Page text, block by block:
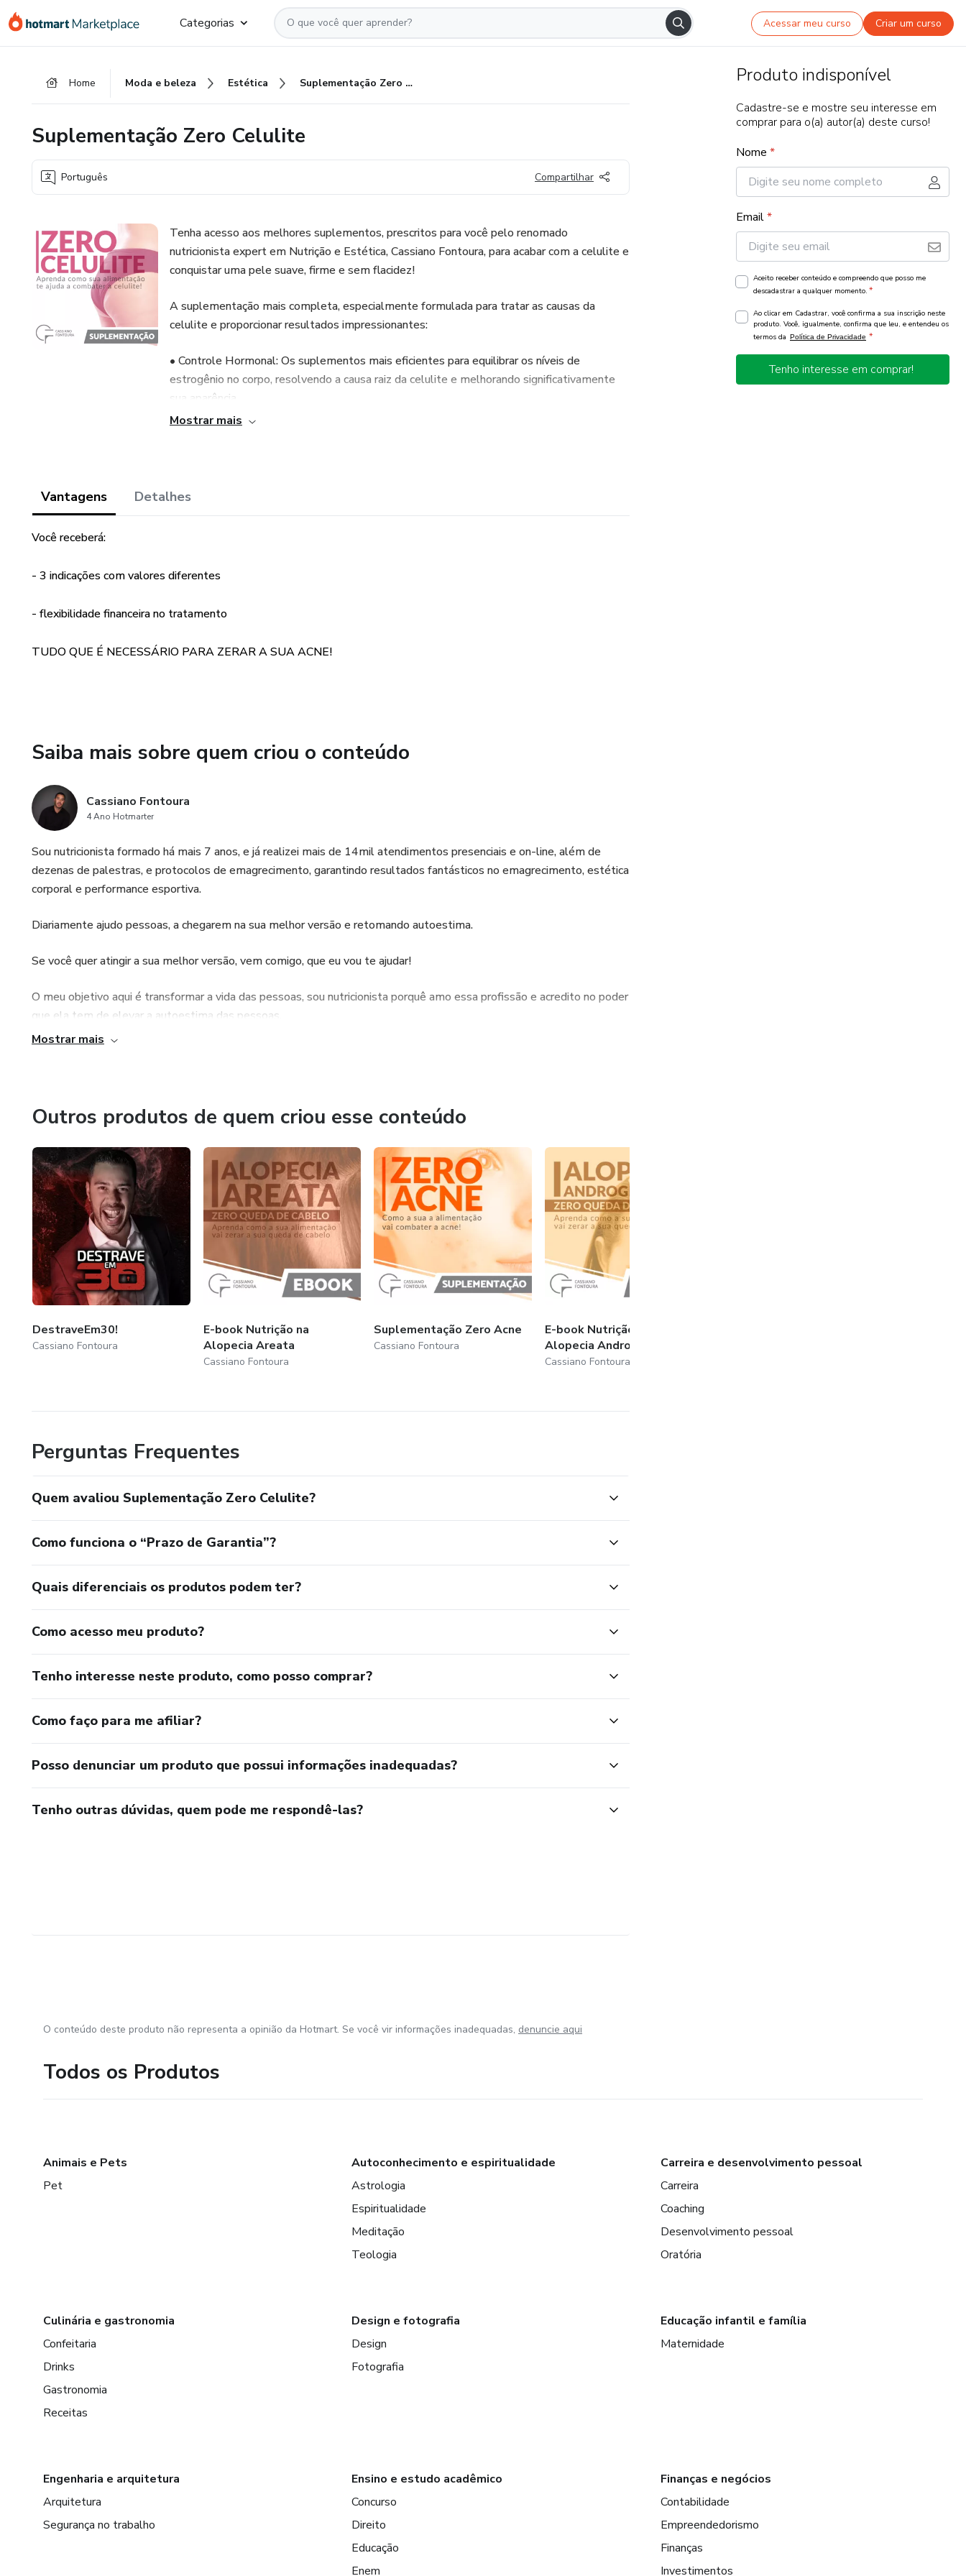
para
para
para
Categorias Acessar meu curso Criar um curso
Home Moda e beleza Estética Suplementação Zero Celulite
Suplementação Zero Celulite
Português Compartilhar
Tenha acesso aos melhores suplementos, prescritos para você pelo renomado
nutricionista expert em Nutrição e Estética, Cassiano Fontoura, para acabar com a celulite e
conquistar uma pele suave, firme e sem flacidez!
A suplementação mais completa, especialmente formulada para tratar as causas da
celulite e proporcionar resultados impressionantes:
• Controle Hormonal: Os suplementos mais eficientes para equilibrar os níveis de
estrogênio no corpo, resolvendo a causa raiz da celulite e melhorando significativamente
sua aparência.
• Melhoria da Firmeza da Pele: Os suplementos mais eficientes para melhorar a firmeza e
processo de emagrecimento.
Não permita que a celulite prejudique sua autoconfiança. Recupere a sua autoestima com
Mostrar mais
Vantagens Detalhes
Você receberá:
- 3 indicações com valores diferentes
- flexibilidade financeira no tratamento
TUDO QUE É NECESSÁRIO PARA ZERAR A SUA ACNE!
Saiba mais sobre quem criou o conteúdo
Cassiano Fontoura
4 Ano Hotmarter
Sou nutricionista formado há mais 7 anos, e já realizei mais de 14mil atendimentos presenciais e on-line, além de
dezenas de palestras, e protocolos de emagrecimento, garantindo resultados fantásticos no emagrecimento, estética
corporal e performance esportiva.
Diariamente ajudo pessoas, a chegarem na sua melhor versão e retomando autoestima.
Se você quer atingir a sua melhor versão, vem comigo, que eu vou te ajudar!
O meu objetivo aqui é transformar a vida das pessoas, sou nutricionista porquê amo essa profissão e acredito no poder
que ela tem de elevar a autoestima das pessoas.
Mostrar mais
Outros produtos de quem criou esse conteúdo
DestraveEm30!
Cassiano Fontoura
E-book Nutrição na
Alopecia Areata
Cassiano Fontoura
Suplementação Zero Acne
Cassiano Fontoura
E-book Nutrição na
Alopecia Androgenética
Cassiano Fontoura
Perguntas Frequentes
Quem avaliou Suplementação Zero Celulite?
Como funciona o “Prazo de Garantia”?
Quais diferenciais os produtos podem ter?
Como acesso meu produto?
Tenho interesse neste produto, como posso comprar?
Como faço para me afiliar?
Posso denunciar um produto que possui informações inadequadas?
Tenho outras dúvidas, quem pode me respondê-las?
Produto indisponível
Cadastre-se e mostre seu interesse em
comprar para o(a) autor(a) deste curso!
Nome *
Email*
Aceito receber conteúdo e compreendo que posso me
descadastrar a qualquer momento. *
Ao clicar em Cadastrar, você confirma a sua inscrição neste
produto. Você, igualmente, confirma que leu, e entendeu os
termos da Política de Privacidade *
Tenho interesse em comprar!
O conteúdo deste produto não representa a opinião da Hotmart. Se você vir informações inadequadas, denuncie aqui
Todos os Produtos
Animais e Pets
Pet
Autoconhecimento e espiritualidade
Astrologia
Espiritualidade
Meditação
Teologia
Carreira e desenvolvimento pessoal
Carreira
Coaching
Desenvolvimento pessoal
Oratória
Culinária e gastronomia
Confeitaria
Drinks
Gastronomia
Receitas
Design e fotografia
Design
Fotografia
Educação infantil e família
Maternidade
Engenharia e arquitetura
Arquitetura
Segurança no trabalho
Ensino e estudo acadêmico
Concurso
Direito
Educação
Enem
Finanças e negócios
Contabilidade
Empreendedorismo
Finanças
Investimentos